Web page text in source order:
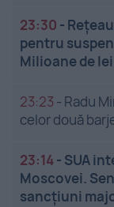
23:30 -
pentru
Milioane de
23:23 - Radu
celor două
23:14- SUA
Moscovei.
sancțiuni